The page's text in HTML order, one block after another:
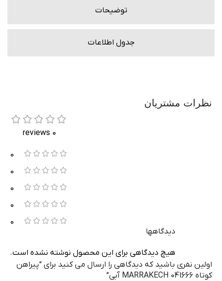
توضیحات
جدول اطلاعات
نظرات مشتریان
0 reviews
0
0
0
0
0
دیدگاهها
هیچ دیدگاهی برای این محصول نوشته نشده است.
اولین نفری باشید که دیدگاهی را ارسال می کنید برای “پیراهن
کوتاه 041666‏ ‏MARRAKECH‏ ‏آبی”